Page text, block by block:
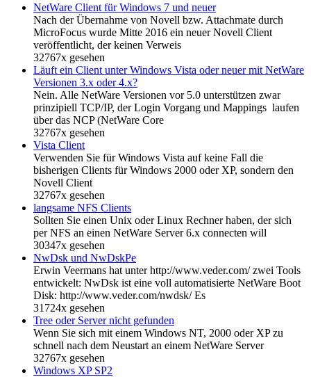
NetWare Client für Windows 7 und neuer
Nach der Übernahme von Novell bzw. Attachmate durch
MicroFocus wurde Mitte 2016 ein neuer Novell Client
veröffentlicht, der keinen Verweis
32767x gesehen
Läuft ein Client unter Windows Vista oder neuer mit NetWare
Versionen 3.x oder 4.x?
Nein. Alle NetWare Versionen vor 5.0 unterstützen zwar
prinzipiell TCP/IP, der Login Vorgang und Mappings laufen
über das NCP (NetWare Core
32767x gesehen
Vista Client
Verwenden Sie für Windows Vista auf keine Fall die
bisherigen Clients für Windows 2000 oder XP, sondern den
Novell Client
32767x gesehen
langsame NFS Clients
Sollten Sie einen Unix oder Linux Rechner haben, der sich
per NFS an einen NetWare Server 6.x connecten will
30347x gesehen
NwDsk und NwDskPe
Erwin Veermans hat unter http://www.veder.com/ zwei Tools
entwickelt: NwDsk ist eine voll automatisierte NetWare Boot
Disk: http://www.veder.com/nwdsk/ Es
31724x gesehen
Tree oder Server nicht gefunden
Wenn Sie sich mit einem Windows NT, 2000 oder XP zu
schnell nach dem Neustart an einem NetWare Server
32767x gesehen
Windows XP SP2